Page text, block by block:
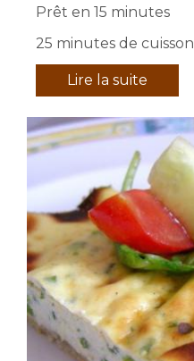
Prêt en 15 minutes
25 minutes de cuisson
Lire la suite